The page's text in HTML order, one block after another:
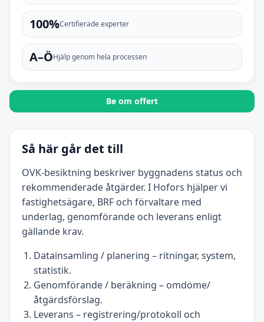
100%Certifierade experter
A–ÖHjälp genom hela processen
Be om offert
Så här går det till
OVK-besiktning beskriver byggnadens status och
rekommenderade åtgärder. I Hofors hjälper vi
fastighetsägare, BRF och förvaltare med
underlag, genomförande och leverans enligt
gällande krav.
Datainsamling / planering – ritningar, system,
statistik.
Genomförande / beräkning – omdöme/
åtgärdsförslag.
Leverans – registrering/protokoll och